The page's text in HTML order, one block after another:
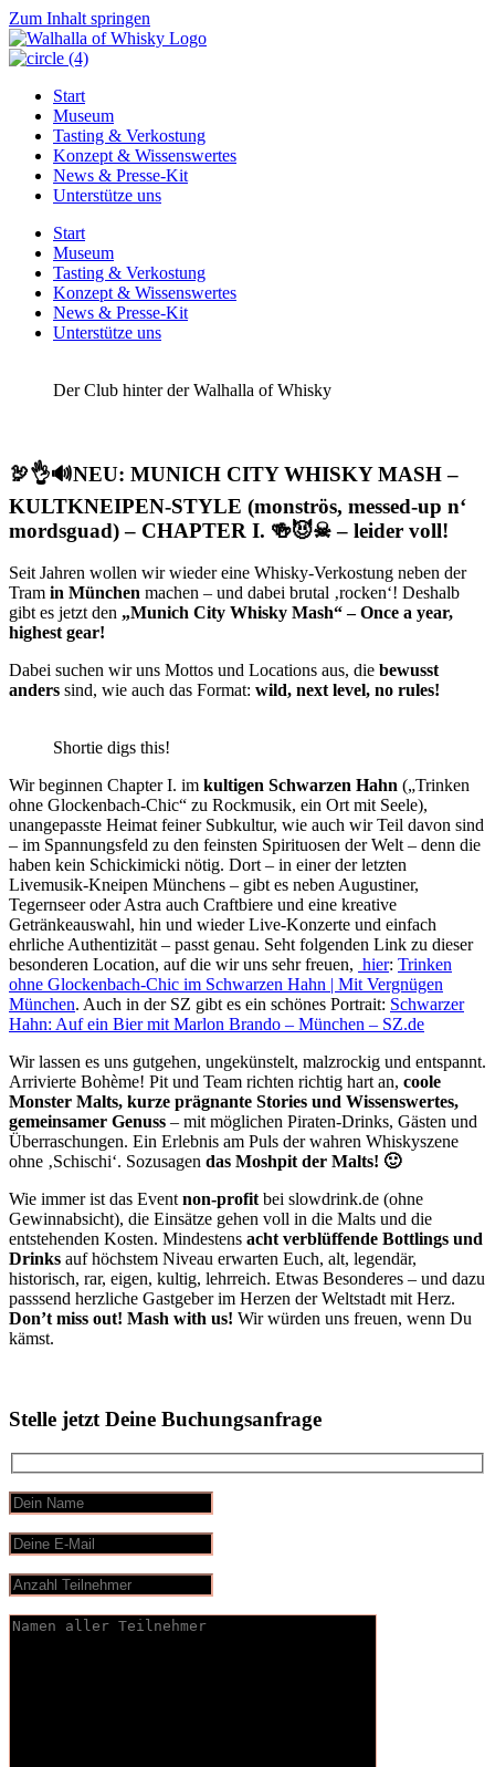
Zum Inhalt springen
Start
Museum
Tasting & Verkostung
Konzept & Wissenswertes
News & Presse-Kit
Unterstütze uns
Start
Museum
Tasting & Verkostung
Konzept & Wissenswertes
News & Presse-Kit
Unterstütze uns
Der Club hinter der Walhalla of Whisky
🦃👌🔊NEU: MUNICH CITY WHISKY MASH –
KULTKNEIPEN-STYLE (monströs, messed-up n‘
mordsguad) – CHAPTER I. 🍻😈☠ – leider voll!
Seit Jahren wollen wir wieder eine Whisky-Verkostung neben der
Tram in München machen – und dabei brutal ‚rocken‘! Deshalb
gibt es jetzt den „Munich City Whisky Mash“ – Once a year,
highest gear!
Dabei suchen wir uns Mottos und Locations aus, die bewusst
anders sind, wie auch das Format: wild, next level, no rules!
Shortie digs this!
Wir beginnen Chapter I. im kultigen Schwarzen Hahn („Trinken
ohne Glockenbach-Chic“ zu Rockmusik, ein Ort mit Seele),
unangepasste Heimat feiner Subkultur, wie auch wir Teil davon sind
– im Spannungsfeld zu den feinsten Spirituosen der Welt – denn die
haben kein Schickimicki nötig. Dort – in einer der letzten
Livemusik-Kneipen Münchens – gibt es neben Augustiner,
Tegernseer oder Astra auch Craftbiere und eine kreative
Getränkeauswahl, hin und wieder Live-Konzerte und einfach
ehrliche Authentizität – passt genau. Seht folgenden Link zu dieser
besonderen Location, auf die wir uns sehr freuen, hier: Trinken
ohne Glockenbach-Chic im Schwarzen Hahn | Mit Vergnügen
München. Auch in der SZ gibt es ein schönes Portrait: Schwarzer
Hahn: Auf ein Bier mit Marlon Brando – München – SZ.de
Wir lassen es uns gutgehen, ungekünstelt, malzrockig und entspannt.
Arrivierte Bohème! Pit und Team richten richtig hart an, coole
Monster Malts, kurze prägnante Stories und Wissenswertes,
gemeinsamer Genuss – mit möglichen Piraten-Drinks, Gästen und
Überraschungen. Ein Erlebnis am Puls der wahren Whiskyszene
ohne ‚Schischi‘. Sozusagen das Moshpit der Malts! 🙂
Wie immer ist das Eventnon-profitbei slowdrink.de (ohne
Gewinnabsicht), die Einsätze gehen voll in die Malts und die
entstehenden Kosten. Mindestens acht verblüffende Bottlings und
Drinks auf höchstem Niveau erwarten Euch, alt, legendär,
historisch, rar, eigen, kultig, lehrreich. Etwas Besonderes – und dazu
passsend herzliche Gastgeber im Herzen der Weltstadt mit Herz.
Don’t miss out! Mash with us! Wir würden uns freuen, wenn Du
kämst.
Stelle jetzt Deine Buchungsanfrage